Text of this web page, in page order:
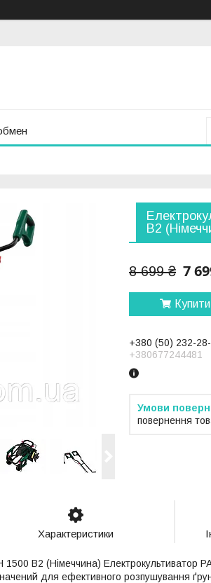
B2
8 699 ₴ 7
Купити
+380 (50) 232-
+380677244481
повернення
Характеристики
1500 B2 (Німеччина) Електрокультиватор
для ефективного розпушування